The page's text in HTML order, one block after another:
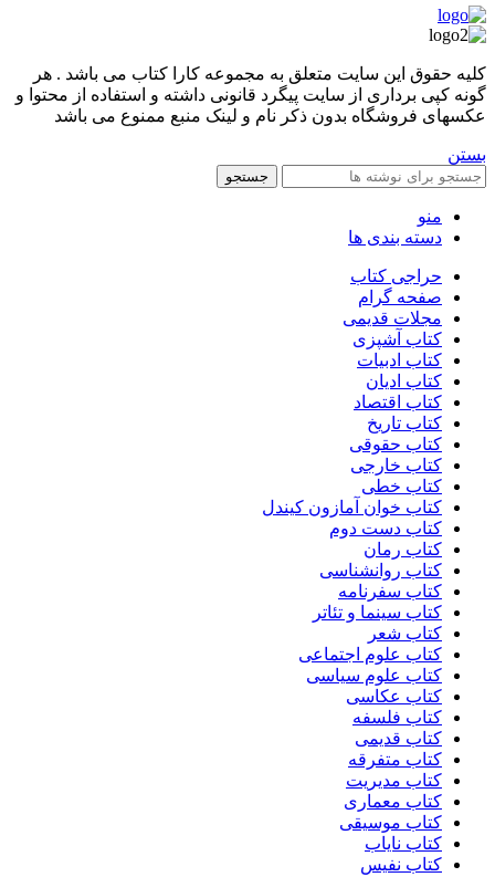
کليه حقوق اين سايت متعلق به مجموعه کارا کتاب می باشد . هر
گونه کپی برداری از سایت پیگرد قانونی داشته و استفاده از محتوا و
عکسهای فروشگاه بدون ذکر نام و لینک منبع ممنوع می باشد
بستن
جستجو
منو
دسته بندی ها
حراجی کتاب
صفحه گرام
مجلات قدیمی
کتاب آشپزی
کتاب ادبیات
کتاب ادیان
کتاب اقتصاد
کتاب تاریخ
کتاب حقوقی
کتاب خارجی
کتاب خطی
کتاب خوان آمازون کیندل
کتاب دست دوم
کتاب رمان
کتاب روانشناسی
کتاب سفرنامه
کتاب سینما و تئاتر
کتاب شعر
کتاب علوم اجتماعی
کتاب علوم سیاسی
کتاب عکاسی
کتاب فلسفه
کتاب قدیمی
کتاب متفرقه
کتاب مدیریت
کتاب معماری
کتاب موسیقی
کتاب نایاب
کتاب نفیس